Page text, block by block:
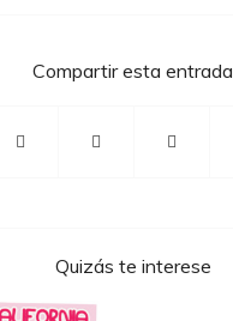
Compartir esta entrada
Quizás te interese